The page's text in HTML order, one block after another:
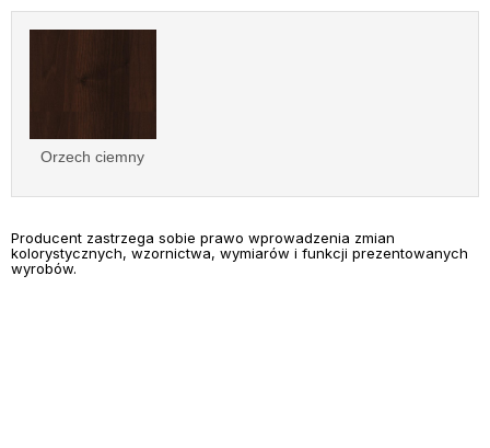
Orzech ciemny
Producent zastrzega sobie prawo wprowadzenia zmian
kolorystycznych, wzornictwa, wymiarów i funkcji prezentowanych
wyrobów.